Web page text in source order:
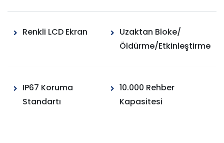
Renkli LCD Ekran
Uzaktan Bloke/
Öldürme/Etkinleştirme
IP67 Koruma
Standartı
10.000 Rehber
Kapasitesi